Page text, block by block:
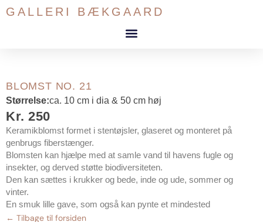
GåGALLERI BÆKGAARD
BLOMST NO. 21
Størrelse:ca. 10 cm i dia & 50 cm høj
Kr. 250
Keramikblomst formet i stentøjsler, glaseret og monteret på
genbrugs fiberstænger.
Blomsten kan hjælpe med at samle vand til havens fugle og
insekter, og derved støtte biodiversiteten.
Den kan sættes i krukker og bede, inde og ude, sommer og
vinter.
En smuk lille gave, som også kan pynte et mindested
← Tilbage til forsiden